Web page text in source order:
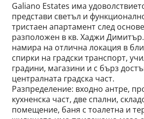
Galiano Estates има
представи светъл и
тристаен апартамент след
разположен в кв. Хаджи
намира на отлична локация в
спирки на градски транспорт,
градини, магазини и с бърз
централната градска част.
Разпределение: входно антре,
кухненска част, две спални,
помещение, баня с тоалетна и